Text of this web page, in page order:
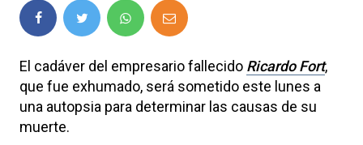
El cadáver del empresario fallecido Ricardo Fort,
que fue exhumado, será sometido este lunes a
una autopsia para determinar las causas de su
muerte.